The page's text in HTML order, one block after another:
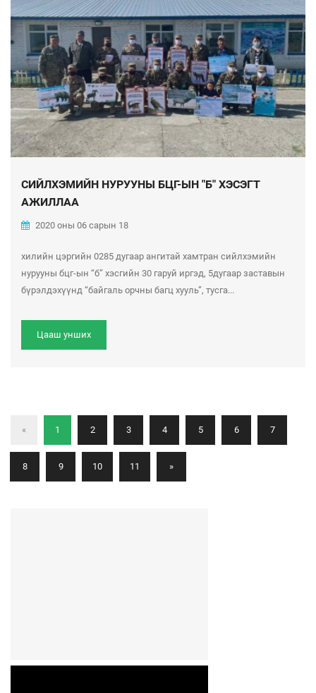
СИЙЛХЭМИЙН НУРУУНЫ БЦГ-ЫН "Б" ХЭСЭГТ
АЖИЛЛАА
2020 оны 06 сарын 18
хилийн цэргийн 0285 дугаар ангитай хамтран сийлхэмийн
нурууны бцг-ын “б” хэсгийн 30 гаруй иргэд, 5дугаар заставын
бүрэлдэхүүнд “байгаль орчны багц хууль”, тусга...
Цааш унших
« 1 2 3 4 5 6 7
8 9 10 11 »